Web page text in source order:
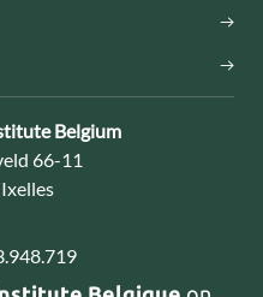
Belgium
66-11